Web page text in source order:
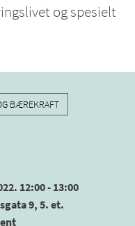
og spesielt
BÆREKRAFT
12:00 - 13:00
9, 5. et.